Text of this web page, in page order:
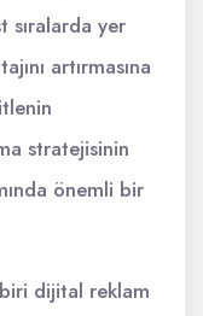
sıralarda yer
artırmasına
stratejisinin
önemli bir
dijital reklam